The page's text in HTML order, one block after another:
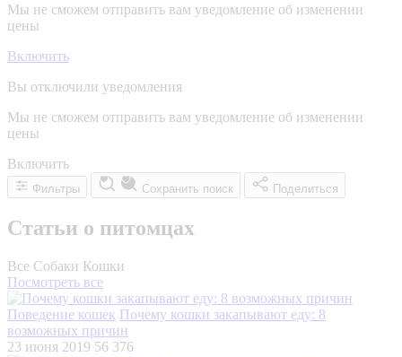
Мы не сможем отправить вам уведомление об изменении
цены
Включить
Вы отключили уведомления
Мы не сможем отправить вам уведомление об изменении
цены
Включить
Фильтры Сохранить поиск Поделиться
Статьи о питомцах
Все Собаки Кошки
Посмотреть все
Поведение кошек Почему кошки закапывают еду: 8
возможных причин
23 июня 2019 56 376